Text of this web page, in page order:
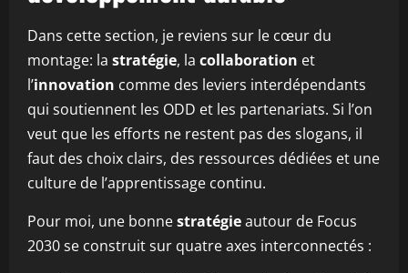
Dans cette section, je reviens sur le cœur du
montage: la stratégie, la collaboration et
l’innovation comme des leviers interdépendants
qui soutiennent les ODD et les partenariats. Si l’on
veut que les efforts ne restent pas des slogans, il
faut des choix clairs, des ressources dédiées et une
culture de l’apprentissage continu.
Pour moi, une bonnestratégieautour de Focus
2030 se construit sur quatre axes interconnectés :